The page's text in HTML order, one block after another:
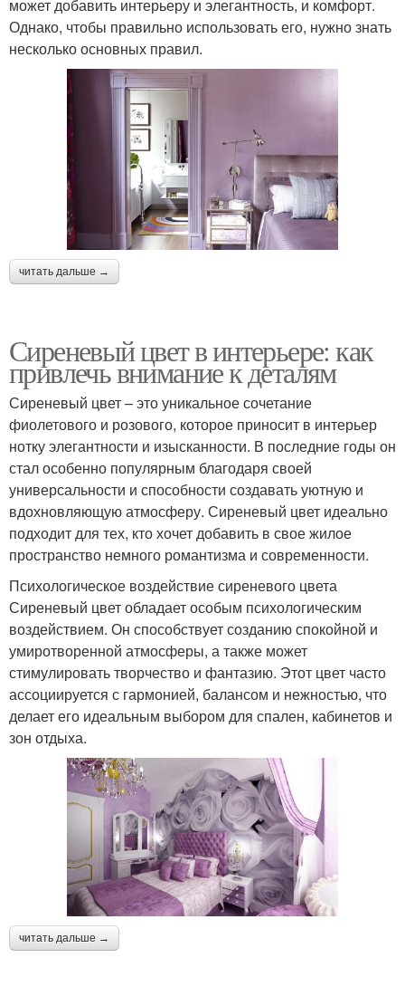
может добавить интерьеру и элегантность, и комфорт.
Однако, чтобы правильно использовать его, нужно знать
несколько основных правил.
читать дальше →
Сиреневый цвет в интерьере: как
привлечь внимание к деталям
Сиреневый цвет – это уникальное сочетание
фиолетового и розового, которое приносит в интерьер
нотку элегантности и изысканности. В последние годы он
стал особенно популярным благодаря своей
универсальности и способности создавать уютную и
вдохновляющую атмосферу. Сиреневый цвет идеально
подходит для тех, кто хочет добавить в свое жилое
пространство немного романтизма и современности.
Психологическое воздействие сиреневого цвета
Сиреневый цвет обладает особым психологическим
воздействием. Он способствует созданию спокойной и
умиротворенной атмосферы, а также может
стимулировать творчество и фантазию. Этот цвет часто
ассоциируется с гармонией, балансом и нежностью, что
делает его идеальным выбором для спален, кабинетов и
зон отдыха.
читать дальше →